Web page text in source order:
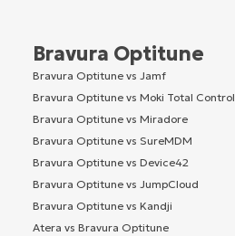
Bravura Optitune
Bravura Optitune vs Jamf
Bravura Optitune vs Moki Total Control
Bravura Optitune vs Miradore
Bravura Optitune vs SureMDM
Bravura Optitune vs Device42
Bravura Optitune vs JumpCloud
Bravura Optitune vs Kandji
Atera vs Bravura Optitune